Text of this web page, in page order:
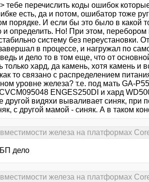
тебе перечислить коды ошибок
есть, да и потом, ошибатор тоже
порядке. И если бы это было в
и определить. Но! При этом,
систему без переустановки.
в процессе, и нагружал по
и дело то в том еще, что от
только хард, да камень, хотя камень и
то связано с распределением
уровне железа? т.е. под мать GA-
ENGES250DI и хард
другой видяхи вываливает синяк, при
с другой мамой - синяк. А в таком
железа на платформах
дело
железа на платформах